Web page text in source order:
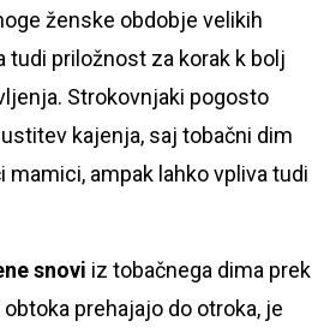
ženske obdobje velikih
tudi priložnost za korak k bolj
Strokovnjaki pogosto
kajenja, saj tobačni dim
mamici, ampak lahko vpliva tudi
snovi iz tobačnega dima prek
prehajajo do otroka, je